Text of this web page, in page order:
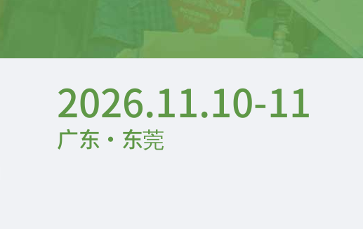
2026.11.10-11
广东·东莞